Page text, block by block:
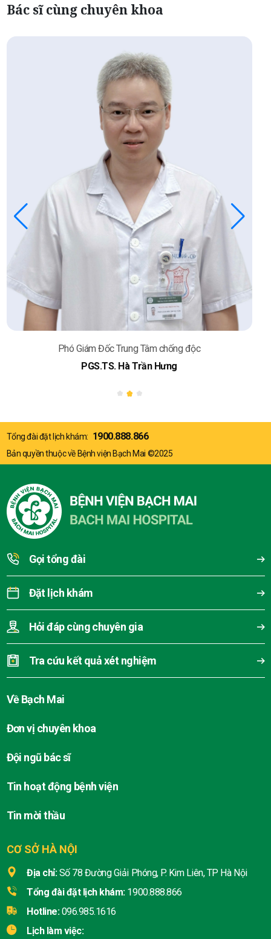
Bác sĩ cùng chuyên khoa
Phó Giám Đốc Trung Tâm chống độc
PGS.TS. Hà Trần Hưng
Tổng đài đặt lịch khám: 1900.888.866
Bản quyền thuộc về Bệnh viện Bạch Mai ©2025
CƠ SỞ HÀ NỘI
Địa chỉ: Số 78 Đường Giải Phóng, P. Kim Liên, TP Hà Nội
Tổng đài đặt lịch khám: 1900.888.866
Hotline: 096.985.1616
Lịch làm việc:
Gọi tổng đài
Đặt lịch khám
Hỏi đáp cùng chuyên gia
Tra cứu kết quả xét nghiệm
Về Bạch Mai
Đơn vị chuyên khoa
Đội ngũ bác sĩ
Tin hoạt động bệnh viện
Tin mời thầu